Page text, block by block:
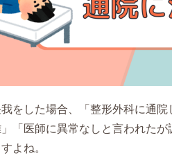
をした場合、「整形外科に通
「医師に異常なしと言われた
よね。